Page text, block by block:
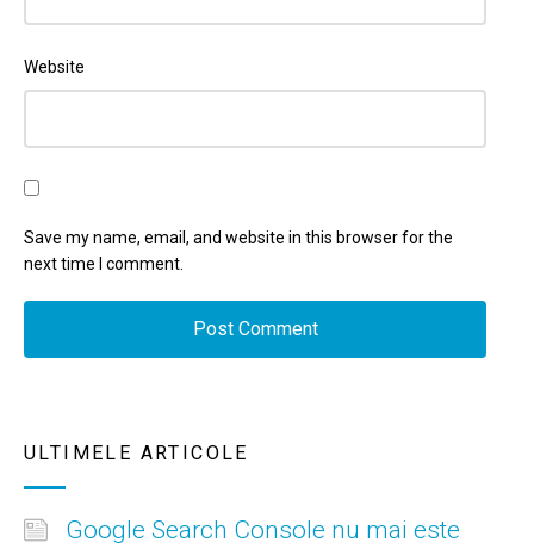
Website
Save my name, email, and website in this browser for the
next time I comment.
ULTIMELE ARTICOLE
Google Search Console nu mai este